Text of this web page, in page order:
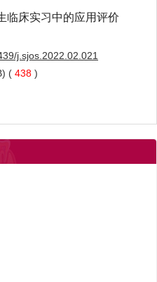
临床实习中的应用评价
j.sjos.2022.02.021
( 438 )